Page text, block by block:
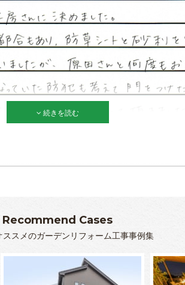
続きを読む
Recommend Cases
ススメのガーデンリフォーム工事事例集